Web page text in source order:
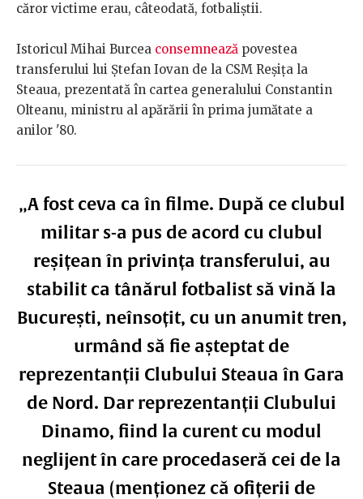
căror victime erau, câteodată, fotbaliștii.
Istoricul Mihai Burcea consemnează povestea
transferului lui Ștefan Iovan de la CSM Reșița la
Steaua, prezentată în cartea generalului Constantin
Olteanu, ministru al apărării în prima jumătate a
anilor '80.
„A fost ceva ca în filme. După ce clubul
militar s-a pus de acord cu clubul
reșițean în privința transferului, au
stabilit ca tânărul fotbalist să vină la
București, neînsoțit, cu un anumit tren,
urmând să fie așteptat de
reprezentanții Clubului Steaua în Gara
de Nord. Dar reprezentanții Clubului
Dinamo, fiind la curent cu modul
neglijent în care procedaseră cei de la
Steaua (menționez că ofițerii de